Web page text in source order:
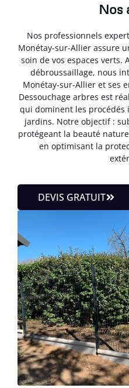
Nos
Nos professionnels
Monétay-sur-Allier assure
soin de vos espaces verts.
débroussaillage, nous
Monétay-sur-Allier et ses
Dessouchage arbres est
qui dominent les procédés
jardins. Notre objectif :
protégeant la beauté
en optimisant la
DEVIS GRATUIT